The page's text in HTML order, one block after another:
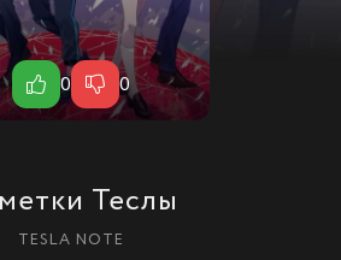
Теслы
TESLA NOTE
0 0